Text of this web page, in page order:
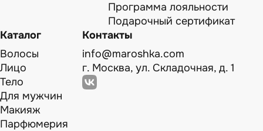
Программа лояльности
Подарочный сертификат
Каталог
Волосы
Лицо
Тело
Для мужчин
Макияж
Парфюмерия
Контакты
info@maroshka.com
г. Москва, ул. Складочная, д. 1